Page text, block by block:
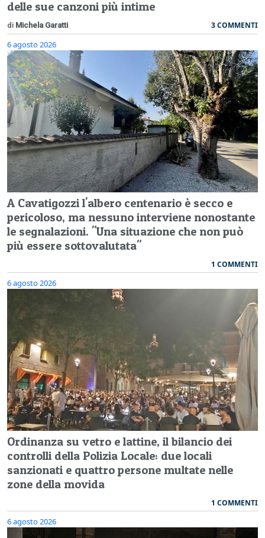
delle sue canzoni più intime
di Michela Garatti 3 COMMENTI
6 agosto 2026
A Cavatigozzi l'albero centenario è secco e
pericoloso, ma nessuno interviene nonostante
le segnalazioni. "Una situazione che non può
più essere sottovalutata"
1 COMMENTI
6 agosto 2026
Ordinanza su vetro e lattine, il bilancio dei
controlli della Polizia Locale: due locali
sanzionati e quattro persone multate nelle
zone della movida
1 COMMENTI
6 agosto 2026